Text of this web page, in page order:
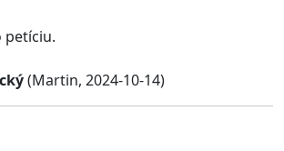
petíciu.
(Martin, 2024-10-14)